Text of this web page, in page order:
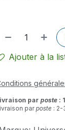
Ajouter à la
par poste :
parposte : 2-